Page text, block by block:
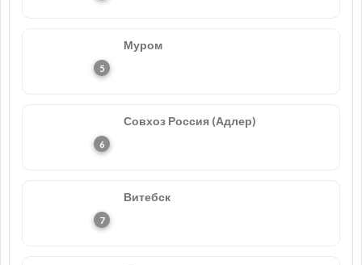
Муром
Совхоз Россия (Адлер)
Витебск